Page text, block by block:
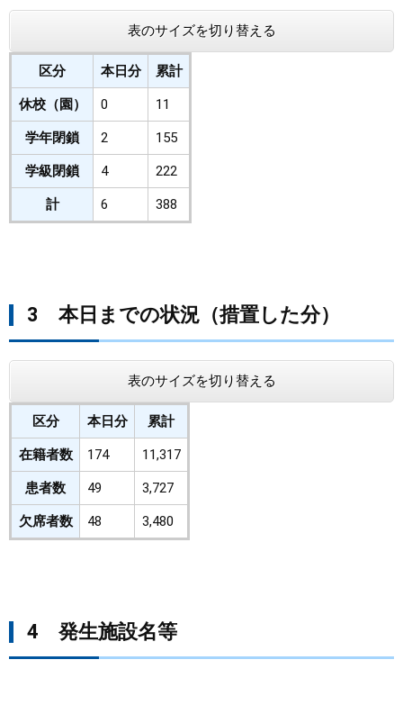
表のサイズを切り替える
区分 本日分 累計
休校（園） 0 11
学年閉鎖 2 155
学級閉鎖 4 222
計 6 388
3 本日までの状況（措置した分）
表のサイズを切り替える
区分 本日分 累計
在籍者数 174 11,317
患者数 49 3,727
欠席者数 48 3,480
4 発生施設名等